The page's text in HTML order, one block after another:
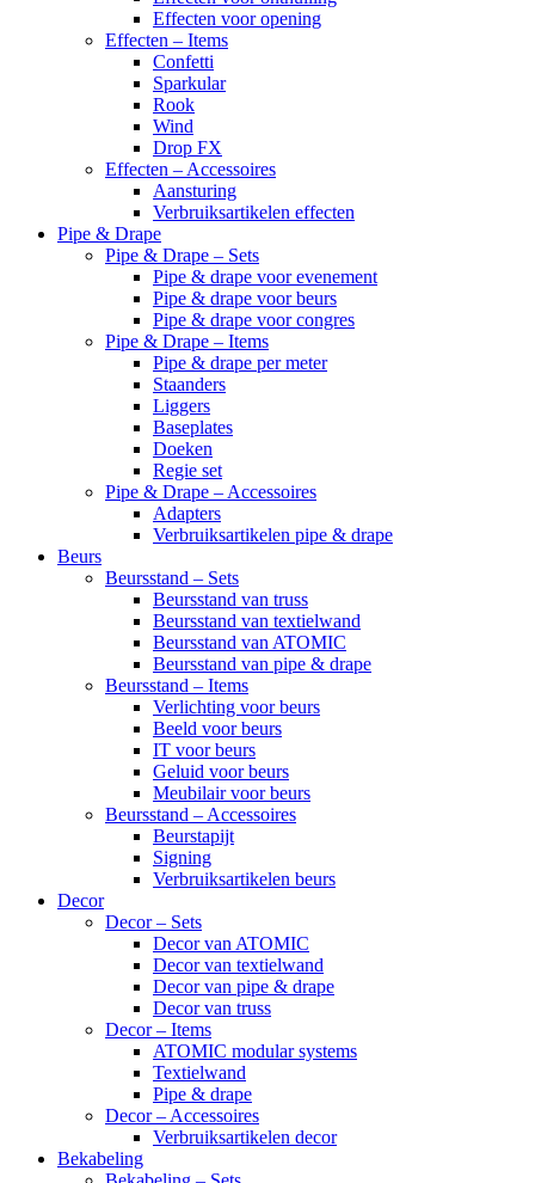
Effecten voor opening
Effecten – Items
Confetti
Sparkular
Rook
Wind
Drop FX
Effecten – Accessoires
Aansturing
Verbruiksartikelen effecten
Pipe & Drape
Pipe & Drape – Sets
Pipe & drape voor evenement
Pipe & drape voor beurs
Pipe & drape voor congres
Pipe & Drape – Items
Pipe & drape per meter
Staanders
Liggers
Baseplates
Doeken
Regie set
Pipe & Drape – Accessoires
Adapters
Verbruiksartikelen pipe & drape
Beurs
Beursstand – Sets
Beursstand van truss
Beursstand van textielwand
Beursstand van ATOMIC
Beursstand van pipe & drape
Beursstand – Items
Verlichting voor beurs
Beeld voor beurs
IT voor beurs
Geluid voor beurs
Meubilair voor beurs
Beursstand – Accessoires
Beurstapijt
Signing
Verbruiksartikelen beurs
Decor
Decor – Sets
Decor van ATOMIC
Decor van textielwand
Decor van pipe & drape
Decor van truss
Decor – Items
ATOMIC modular systems
Textielwand
Pipe & drape
Decor – Accessoires
Verbruiksartikelen decor
Bekabeling